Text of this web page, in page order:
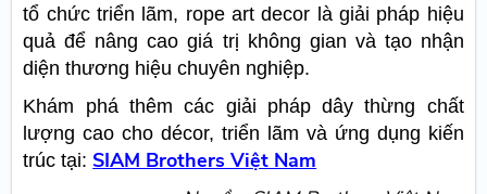
tổ chức triển lãm, rope art decor là giải pháp hiệu
quả để nâng cao giá trị không gian và tạo nhận
diện thương hiệu chuyên nghiệp.
Khám phá thêm các giải pháp dây thừng chất
lượng cao cho décor, triển lãm và ứng dụng kiến
trúc tại: SIAM Brothers Việt Nam